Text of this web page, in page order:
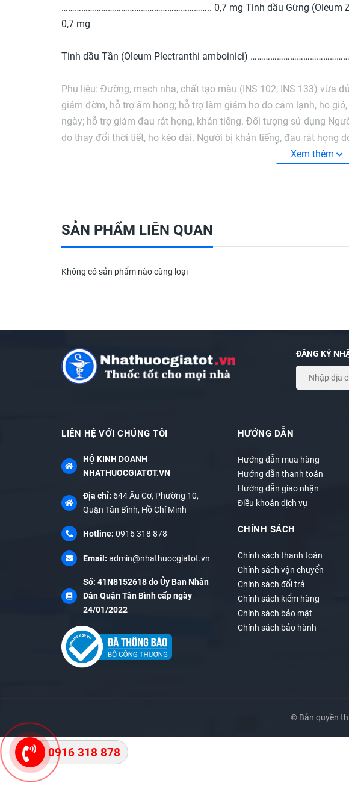
………………………………………………………….. 0,7 mg Tinh dầu Gừng
0,7 mg
Tinh dầu Tần (Oleum Plectranthi amboinici)
Phụ liệu: Đường, mạch nha, chất tạo màu (INS 102, INS 133) vừa
giảm đờm, hỗ trợ ấm họng; hỗ trợ làm giảm ho do cảm lạnh, ho
ngày; hỗ trợ giảm đau rát họng, khản tiếng. Đối tượng sử dụng
do thay đổi thời tiết, ho kéo dài. Người bị khản tiếng, đau rát họng
Chú ý Không sử dụng cho người mẫn cảm với bất kỳ thành phần
mát. Quy cách đóng gói Hộp 100 viên
" Sản phẩm này không phải là thuoc và không có tác dụng thay thế
Xem thêm
SẢN PHẨM LIÊN QUAN
Không có sản phẩm nào cùng loại
ĐĂNG KÝ
LIÊN HỆ VỚI CHÚNG TÔI
HỘ KINH DOANH
NHATHUOCGIATOT.VN
Địa chỉ: 644 Âu Cơ, Phường 10,
Quận Tân Bình, Hồ Chí Minh
Hotline: 0916 318 878
Email: admin@nhathuocgiatot.vn
Số: 41N8152618 do Ủy Ban Nhân
Dân Quận Tân Bình cấp ngày
24/01/2022
HƯỚNG DẪN
Hướng dẫn mua hàng
Hướng dẫn thanh toán
Hướng dẫn giao nhận
Điều khoản dịch vụ
CHÍNH SÁCH
Chính sách thanh toán
Chính sách vận chuyển
Chính sách đổi trả
Chính sách kiểm hàng
Chính sách bảo mật
Chính sách bảo hành
© Bản quyền
0916 318 878